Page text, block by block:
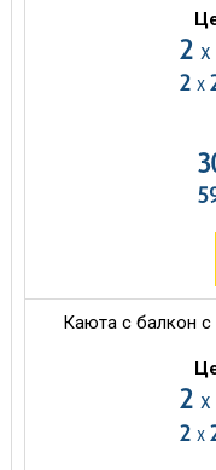
2 х
2 х
Каюта с балкон
2 х
2 х